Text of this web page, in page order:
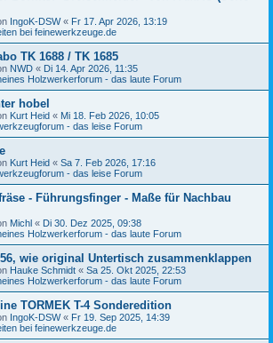
IngoK-DSW« Fr 17. Apr 2026, 13:19
bei feinewerkzeuge.de
TK 1688 / TK 1685
NWD « Di 14. Apr 2026, 11:35
Holzwerkerforum - das laute Forum
hobel
Kurt Heid « Mi 18. Feb 2026, 10:05
- das leise Forum
Kurt Heid « Sa 7. Feb 2026, 17:16
- das leise Forum
- Führungsfinger - Maße für Nachbau
Michl « Di 30. Dez 2025, 09:38
Holzwerkerforum - das laute Forum
wie original Untertisch zusammenklappen
Hauke Schmidt « Sa 25. Okt 2025, 22:53
Holzwerkerforum - das laute Forum
TORMEK T-4 Sonderedition
IngoK-DSW« Fr 19. Sep 2025, 14:39
bei feinewerkzeuge.de